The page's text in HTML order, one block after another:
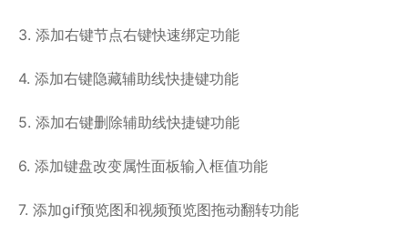
3. 添加右键节点右键快速绑定功能
4. 添加右键隐藏辅助线快捷键功能
5. 添加右键删除辅助线快捷键功能
6. 添加键盘改变属性面板输入框值功能
7. 添加gif预览图和视频预览图拖动翻转功能